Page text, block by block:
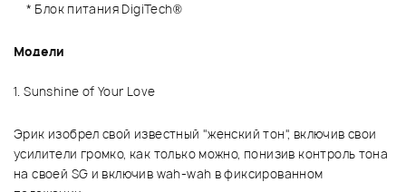
* Блок питания DigiTech®
Модели
1. Sunshine of Your Love
Эрик изобрел свой известный "женский тон", включив свои
усилители громко, как только можно, понизив контроль тона
на своей SG и включив wah-wah в фиксированном